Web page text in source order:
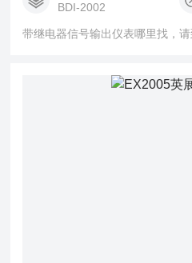
BDI-2002
带继电器信号输出仪表哪里找，请